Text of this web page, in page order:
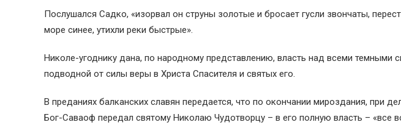
Послушался Садко, «изорвал он струны золотые и бросает гусли звончаты,
море синее, утихли реки быстрые».
Николе-угоднику дана, по народному представлению, власть над всеми
подводной от силы веры в Христа Спасителя и святых его.
В преданиях балканских славян передается, что по окончании мироздания, при
Бог-Саваоф передал святому Николаю Чудотворцу – в его полную власть – «все